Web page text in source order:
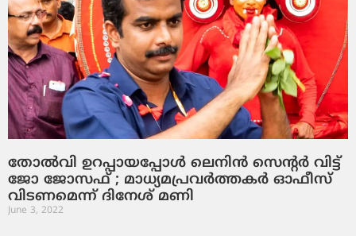
തോല്‍വി ഉറപ്പായപ്പോള്‍ ലെനിന്‍ സെന്റര്‍ വിട്ട്
ജോ ജോസഫ് ; മാധ്യമപ്രവര്‍ത്തകര്‍ ഓഫീസ്
വിടണമെന്ന് ദിനേശ് മണി
June 3, 2022